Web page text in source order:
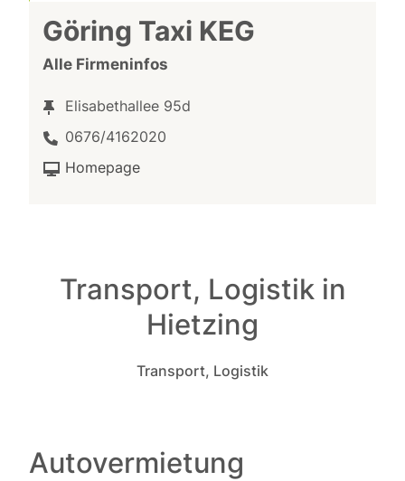
Göring Taxi KEG
Alle Firmeninfos
Elisabethallee 95d
0676/4162020
Homepage
Transport, Logistik in
Hietzing
Transport, Logistik
Autovermietung